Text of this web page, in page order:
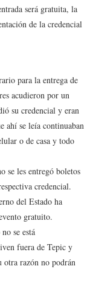
será gratuita, la
de la credencial
para la entrega de
acudieron por un
su credencial y eran
ahí se leía continuaban
o de casa y todo
se les entregó boletos
credencial.
del Estado ha
gratuito.
se está
fuera de Tepic y
otra razón no podrán